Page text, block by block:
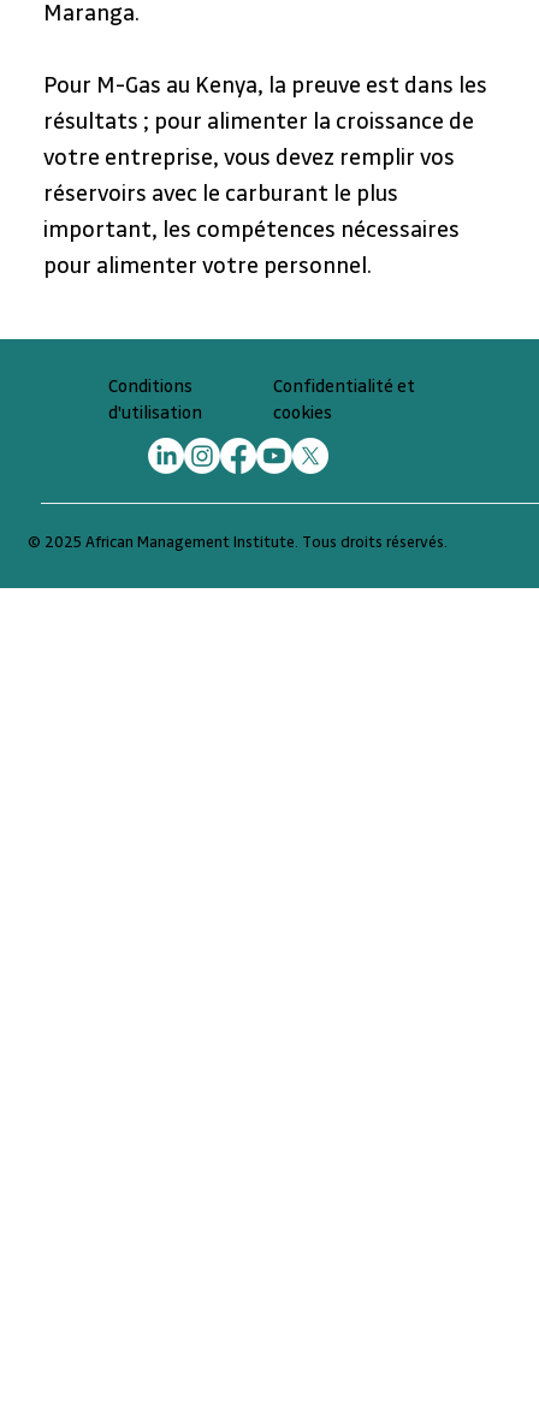
Maranga.
Pour M-Gas au Kenya, la preuve est dans les
résultats ; pour alimenter la croissance de
votre entreprise, vous devez remplir vos
réservoirs avec le carburant le plus
important, les compétences nécessaires
pour alimenter votre personnel.
© 2025 African Management Institute. Tous droits réservés.
Conditions
d'utilisation
Confidentialité et
cookies